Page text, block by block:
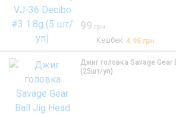
99 грн
Кешбек4.95 грн
Джиг головка Savage Gear
(25шт/уп)